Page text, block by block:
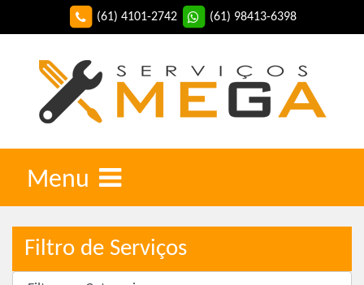
(61) 4101-2742 (61) 98413-6398
Menu
Filtro de Serviços